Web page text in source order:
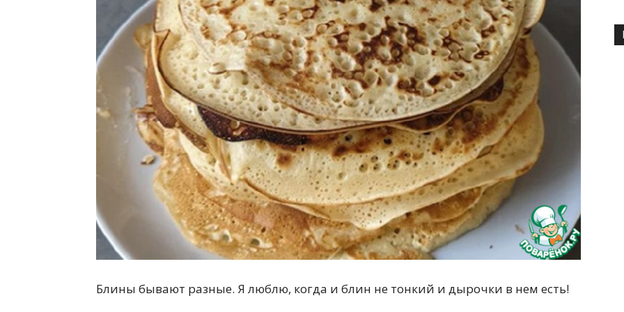
всем
Блины бывают разные. Я люблю, когда и блин не тонкий и дырочки в нем есть!